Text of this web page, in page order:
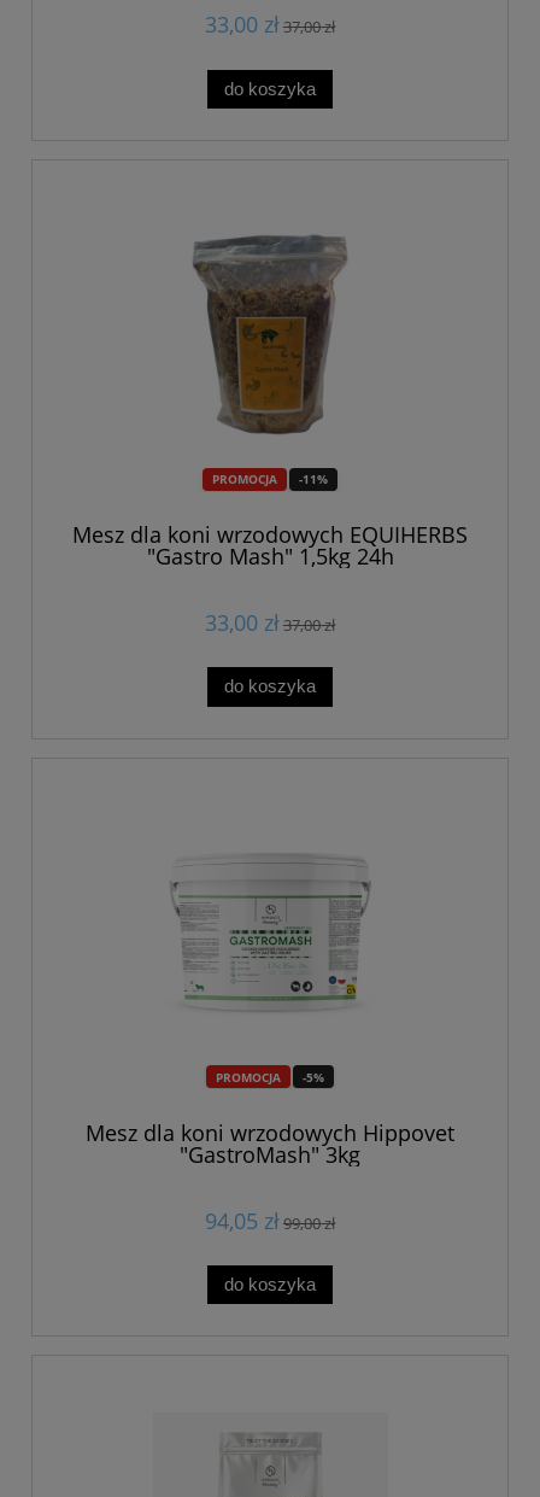
33,00 zł37,00 zł
do koszyka
PROMOCJA -11%
Mesz dla koni wrzodowych EQUIHERBS
"Gastro Mash" 1,5kg 24h
33,00 zł37,00 zł
do koszyka
PROMOCJA -5%
Mesz dla koni wrzodowych Hippovet
"GastroMash" 3kg
94,05 zł99,00 zł
do koszyka